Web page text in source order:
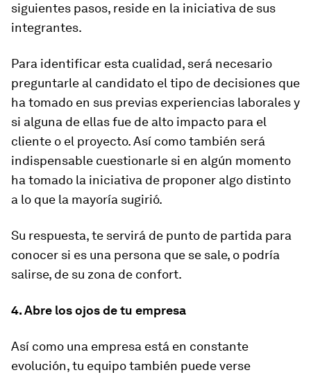
siguientes pasos, reside en la iniciativa de sus
integrantes.
Para identificar esta cualidad, será necesario
preguntarle al candidato el tipo de decisiones que
ha tomado en sus previas experiencias laborales y
si alguna de ellas fue de alto impacto para el
cliente o el proyecto. Así como también será
indispensable cuestionarle si en algún momento
ha tomado la iniciativa de proponer algo distinto
a lo que la mayoría sugirió.
Su respuesta, te servirá de punto de partida para
conocer si es una persona que se sale, o podría
salirse, de su zona de confort.
4. Abre los ojos de tu empresa
Así como una empresa está en constante
evolución, tu equipo también puede verse